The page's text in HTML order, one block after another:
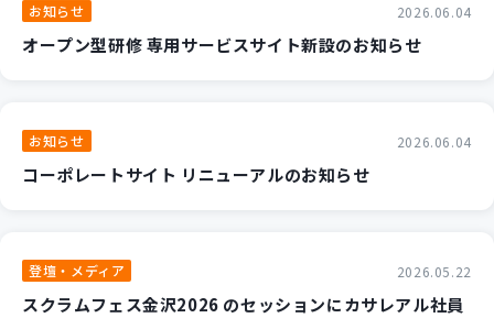
お知らせ 2026.06.04
オープン型研修 専用サービスサイト新設のお知らせ
お知らせ 2026.06.04
コーポレートサイト リニューアルのお知らせ
登壇・メディア 2026.05.22
スクラムフェス金沢2026 のセッションにカサレアル社員